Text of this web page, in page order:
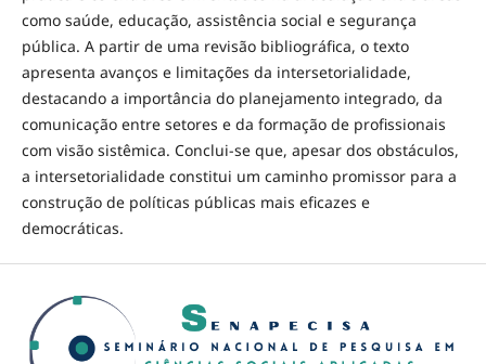
como saúde, educação, assistência social e segurança
pública. A partir de uma revisão bibliográfica, o texto
apresenta avanços e limitações da intersetorialidade,
destacando a importância do planejamento integrado, da
comunicação entre setores e da formação de profissionais
com visão sistêmica. Conclui-se que, apesar dos obstáculos,
a intersetorialidade constitui um caminho promissor para a
construção de políticas públicas mais eficazes e
democráticas.